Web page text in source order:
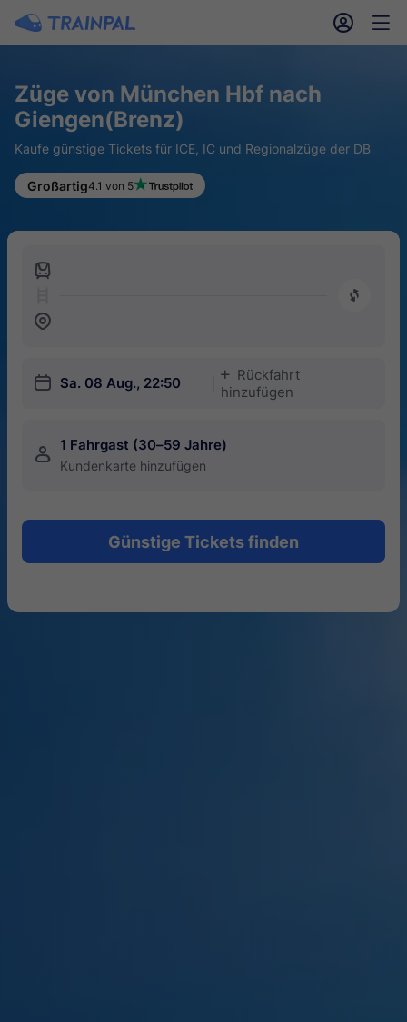
󱎓 󱒨
Züge von München Hbf nach
Giengen(Brenz)
Kaufe günstige Tickets für ICE, IC und Regionalzüge der DB
Großartig4.1 von 5
󱍉
󰿠
󱒣
󱎗 Sa. 08 Aug., 22:50
󱅇
Rückfahrt
hinzufügen
󱍂 1 Fahrgast (30–59 Jahre)
Kundenkarte hinzufügen
Günstige Tickets finden